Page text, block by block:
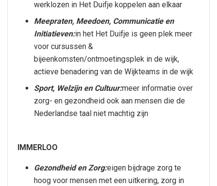
werklozen in Het Duifje koppelen aan elkaar
Meepraten, Meedoen, Communicatie en
Initiatieven:in het Het Duifje is geen plek meer
voor cursussen &
bijeenkomsten/ontmoetingsplek in de wijk,
actieve benadering van de Wijkteams in de wijk
Sport, Welzijn en Cultuur:meer informatie over
zorg- en gezondheid ook aan mensen die de
Nederlandse taal niet machtig zijn
IMMERLOO
Gezondheid en Zorg:eigen bijdrage zorg te
hoog voor mensen met een uitkering, zorg in